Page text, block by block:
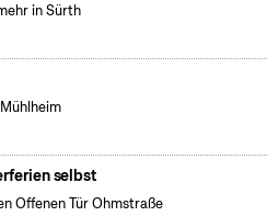
in Sürth
selbst
Offenen Tür Ohmstraße